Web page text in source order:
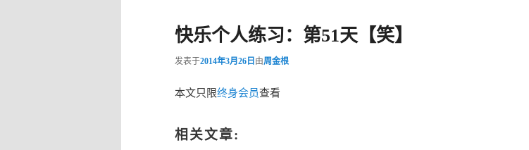
快乐个人练习：第51天【笑】
发表于2014年3月26日 由周金根
本文只限终身会员查看
相关文章: